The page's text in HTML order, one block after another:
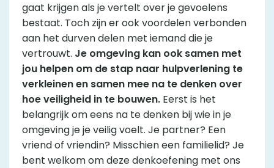
gaat krijgen als je vertelt over je gevoelens
bestaat. Toch zijn er ook voordelen verbonden
aan het durven delen met iemand die je
vertrouwt. Je omgeving kan ook samen met
jou helpen om de stap naar hulpverlening te
verkleinen en samen mee na te denken over
hoe veiligheid in te bouwen.Eerst is het
belangrijk om eens na te denken bij wie in je
omgeving je je veilig voelt. Je partner? Een
vriend of vriendin? Misschien een familielid? Je
bent welkom om deze denkoefening met ons